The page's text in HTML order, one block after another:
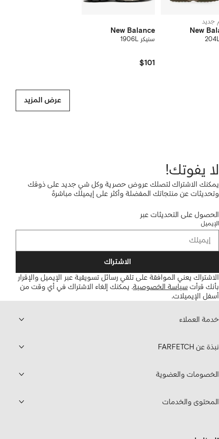
جديد
New
New Balance
سنيكر 1906L
$101
عرض المزيد
لا يفوتك!
يمكنك الاشتراك لتصلك عروض حصرية وكل شي جديد على ذوقك
وتحديثات عن منتجاتك المفضلة وأكثر على إيميلك مباشرةً
الحصول على التحديثات عبر
الإيميل
الاشتراك
الاشتراك يعني الموافقة على تلقي رسائل تسويقية عبر الإيميل والإقرار
بأنك قرأت سياسة الخصوصية. يمكنك إلغاء الاشتراك في أي وقت من
أسفل الإيميلات.
خدمة العملاء
نبذة عن FARFETCH
الخصومات والعضوية
المحتوى والخدمات